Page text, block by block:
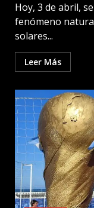
Hoy, 3 de abril,
fenómeno
solares...
Leer Más